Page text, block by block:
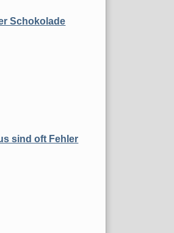
Schokolade
sind oft Fehler